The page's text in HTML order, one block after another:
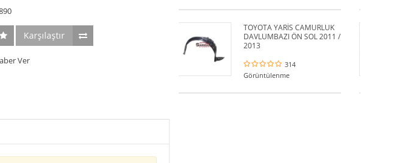
Karşılaştır
Ver
TOYOTA YARİS CAMURLUK
DAVLUMBAZI ÖN SOL 2011 /
2013
314
Görüntülenme